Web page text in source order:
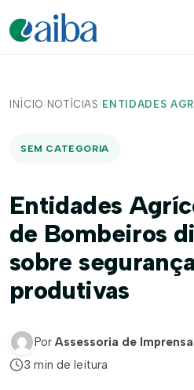
INÍCIO/ NOTÍCIAS / ENTIDADES
SEM CATEGORIA
Entidades
de Bombeiros
sobre
produtivas
Por Assessoria de Imprensa
3 min de leitura